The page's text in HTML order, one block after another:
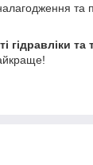
та
та